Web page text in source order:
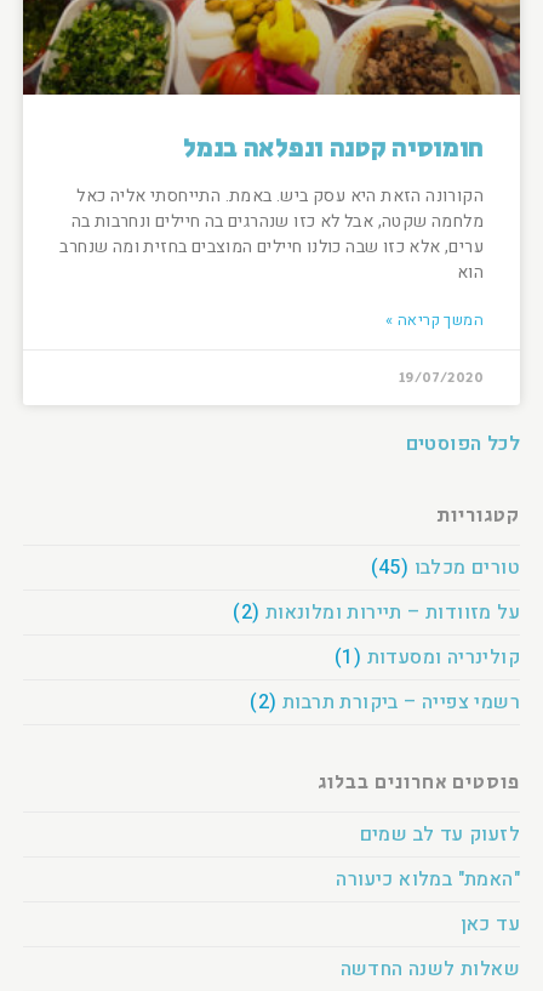
לכל הפוסטים
קטגוריות
טורים מכלבו (45)
על מזוודות – תיירות ומלונאות (2)
קולינריה ומסעדות (1)
רשמי צפייה – ביקורת תרבות (2)
פוסטים אחרונים בבלוג
לזעוק עד לב שמים
"האמת" במלוא כיעורה
עד כאן
שאלות לשנה החדשה
חומוסיה קטנה ונפלאה בנמל
הקורונה הזאת היא עסק ביש. באמת. התייחסתי אליה כאל
מלחמה שקטה, אבל לא כזו שנהרגים בה חיילים ונחרבות בה
ערים, אלא כזו שבה כולנו חיילים המוצבים בחזית ומה שנחרב
הוא
המשך קריאה »
19/07/2020